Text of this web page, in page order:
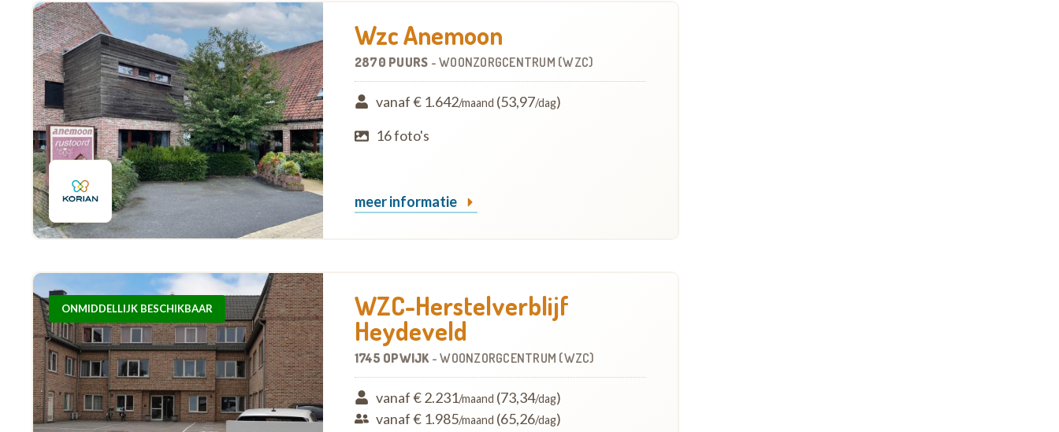
Wzc Anemoon
2870 PUURS -WOONZORGCENTRUM (WZC)
vanaf € 1.642/maand (53,97/dag)
16 foto's
meer informatie
ONMIDDELLIJK BESCHIKBAAR WZC-Herstelverblijf
Heydeveld
1745 OPWIJK -WOONZORGCENTRUM (WZC)
vanaf € 2.231/maand (73,34/dag)
vanaf € 1.985/maand (65,26/dag)